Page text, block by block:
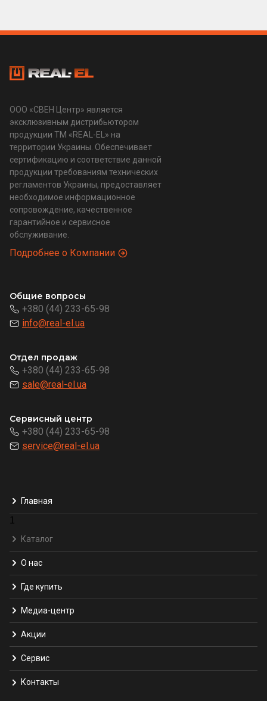
ООО «СВЕН Центр» является
эксклюзивным дистрибьютором
продукции ТМ «REAL-EL» на
территории Украины. Обеспечивает
сертификацию и соответствие данной
продукции требованиям технических
регламентов Украины, предоставляет
необходимое информационное
сопровождение, качественное
гарантийное и сервисное
обслуживание.
Подробнее о Компании
Общие вопросы
+380 (44) 233-65-98
info@real-el.ua
Отдел продаж
+380 (44) 233-65-98
sale@real-el.ua
Сервисный центр
+380 (44) 233-65-98
service@real-el.ua
Главная
1
Каталог
О нас
Где купить
Медиа-центр
Акции
Сервис
Контакты